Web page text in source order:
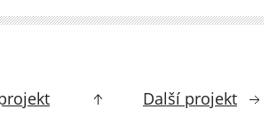
Další projekt